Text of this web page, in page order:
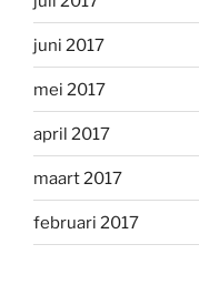
juni 2017
mei 2017
april 2017
maart 2017
februari 2017